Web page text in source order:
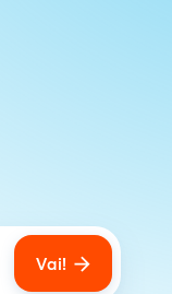
Vai!